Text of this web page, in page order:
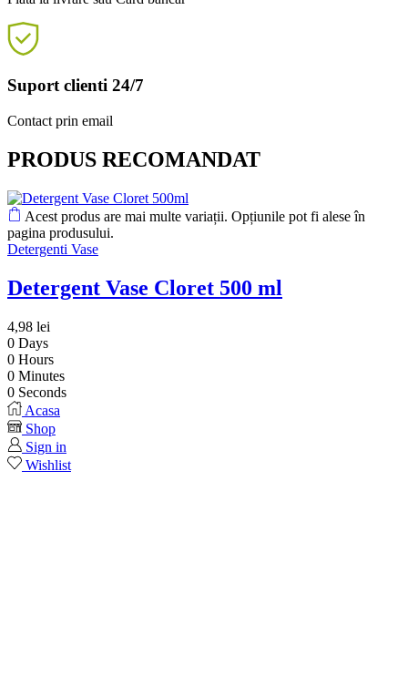
Suport clienti 24/7
Contact prin email
PRODUS RECOMANDAT
Acest produs are mai multe variații. Opțiunile pot fi alese în
pagina produsului.
Detergenti Vase
Detergent Vase Cloret 500 ml
4,98 lei
0 Days
0 Hours
0 Minutes
0 Seconds
Acasa
Shop
Sign in
Wishlist